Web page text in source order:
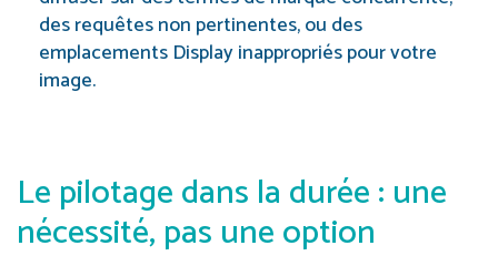
des requêtes non pertinentes, ou des
emplacements Display inappropriés pour votre
image.
Le pilotage dans la durée : une
nécessité, pas une option